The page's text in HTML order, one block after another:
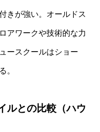
きが強い。オールドス
アワークや技術的な力
ースクールはショー
。
ルとの比較（ハウ